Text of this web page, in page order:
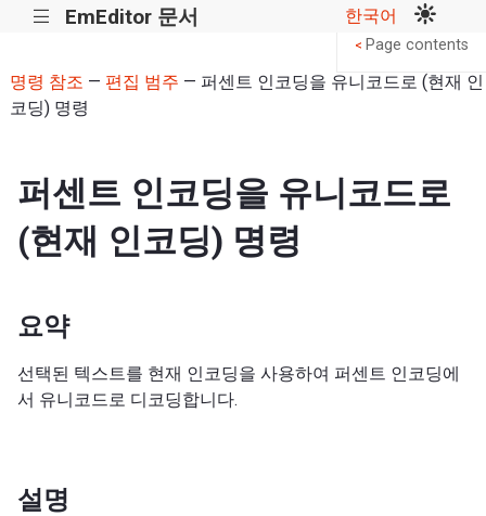
||| EmEditor 문서 한국어
명령 참조 — 편집 범주 — 퍼센트 인코딩을 유니코드로 (현재 인
코딩) 명령
퍼센트 인코딩을 유니코드로
(현재 인코딩) 명령
요약
선택된 텍스트를 현재 인코딩을 사용하여 퍼센트 인코딩에
서 유니코드로 디코딩합니다.
설명
< Page contents